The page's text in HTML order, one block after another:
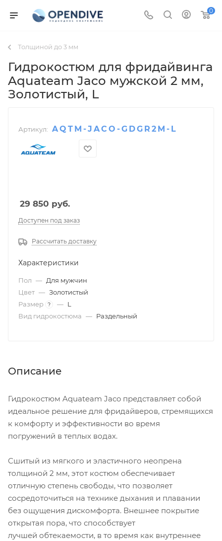
0
Толщиной до 3 мм
Гидрокостюм для фридайвинга
Aquateam Jaco мужской 2 мм,
Золотистый, L
Артикул: AQTM-JACO-GDGR2M-L
29 850 руб.
Доступен под заказ
Рассчитать доставку
Характеристики
Пол — Для мужчин
Цвет — Золотистый
Размер
? — L
Вид гидрокостюма — Раздельный
Описание
Гидрокостюм Aquateam Jaco представляет собой
идеальное решение для фридайверов, стремящихся
к комфорту и эффективности во время
погружений в теплых водах.
Сшитый из мягкого и эластичного неопрена
толщиной 2 мм, этот костюм обеспечивает
отличную степень свободы, что позволяет
сосредоточиться на технике дыхания и плавании
без ощущения дискомфорта. Внешнее покрытие
открытая пора, что способствует
лучшей обтекаемости, в то время как внутреннее